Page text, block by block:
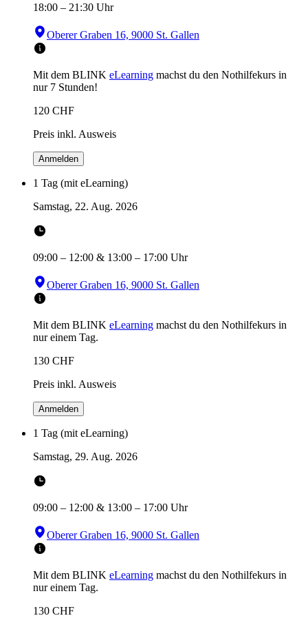
18:00 – 21:30 Uhr
Oberer Graben 16, 9000 St. Gallen
Mit dem BLINK eLearning machst du den Nothilfekurs in
nur 7 Stunden!
120 CHF
Preis inkl. Ausweis
Anmelden
1 Tag (mit eLearning)
Samstag, 22. Aug. 2026
09:00 – 12:00 & 13:00 – 17:00 Uhr
Oberer Graben 16, 9000 St. Gallen
Mit dem BLINK eLearning machst du den Nothilfekurs in
nur einem Tag.
130 CHF
Preis inkl. Ausweis
Anmelden
1 Tag (mit eLearning)
Samstag, 29. Aug. 2026
09:00 – 12:00 & 13:00 – 17:00 Uhr
Oberer Graben 16, 9000 St. Gallen
Mit dem BLINK eLearning machst du den Nothilfekurs in
nur einem Tag.
130 CHF